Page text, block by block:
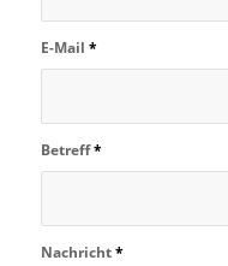
E-Mail *
Betreff*
Nachricht*